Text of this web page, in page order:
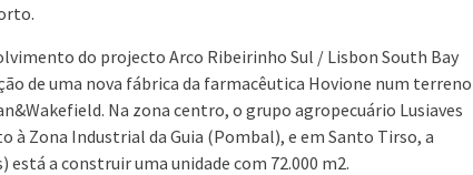
do projecto Arco Ribeirinho Sul / Lisbon South Bay
de uma nova fábrica da farmacêutica Hovione num terreno
Na zona centro, o grupo agropecuário Lusiaves
Zona Industrial da Guia (Pombal), e em Santo Tirso, a
a construir uma unidade com 72.000 m2.